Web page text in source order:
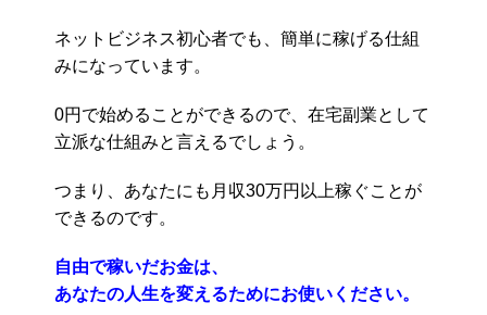
ネットビジネス初心者でも、簡単に稼げる仕組
みになっています。
0円で始めることができるので、在宅副業として
立派な仕組みと言えるでしょう。
つまり、あなたにも月収30万円以上稼ぐことが
できるのです。
自由で稼いだお金は、
あなたの人生を変えるためにお使いください。